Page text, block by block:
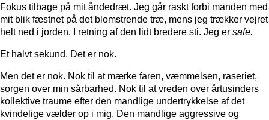
Fokus tilbage på mit åndedræt. Jeg går raskt forbi manden med
mit blik fæstnet på det blomstrende træ, mens jeg trækker vejret
helt ned i jorden. I retning af den lidt bredere sti. Jeg er safe.
Et halvt sekund. Det er nok.
Men det er nok. Nok til at mærke faren, væmmelsen, raseriet,
sorgen over min sårbarhed. Nok til at vreden over årtusinders
kollektive traume efter den mandlige undertrykkelse af det
kvindelige vælder op i mig. Den mandlige aggressive og